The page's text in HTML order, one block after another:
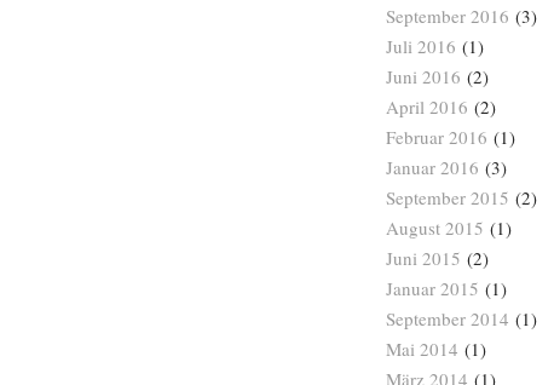
September 2016 (3)
Juli 2016 (1)
Juni 2016 (2)
April 2016 (2)
Februar 2016 (1)
Januar 2016 (3)
September 2015 (2)
August 2015 (1)
Juni 2015 (2)
Januar 2015 (1)
September 2014 (1)
Mai 2014 (1)
März 2014 (1)